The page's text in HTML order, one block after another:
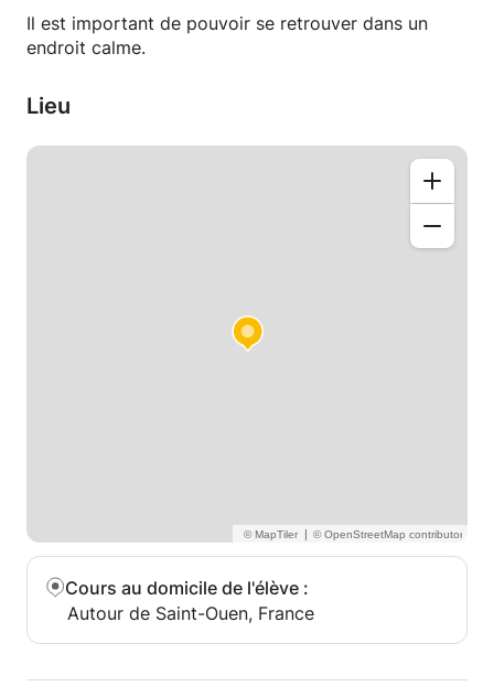
interaction totale. Le plus important selon moi est
de répéter, reformuler et s'exercer très rapidement
après la leçon et en dehors du cours.
Il est aussi important d'avoir un cahier et le matériel
par exemple ou des dictionnaires).
Je suis étudiante en L3 double cursus Science po-
préparatoire BL pendant deux ans avant. Et je viens
Il est important de pouvoir se retrouver dans un
endroit calme.
Lieu
|
Cours au domicile de l'élève :
Autour de Saint-Ouen, France